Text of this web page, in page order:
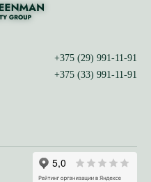
+375 (29) 991-11-91
+375 (33) 991-11-91